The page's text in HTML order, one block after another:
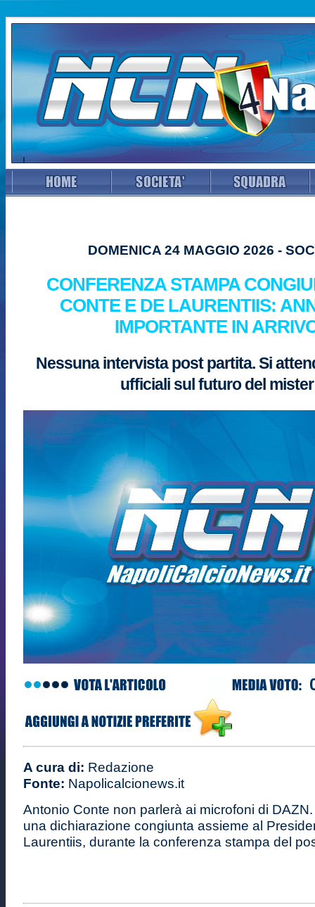
DOMENICA 24 MAGGIO 2026 -
CONFERENZA STAMPA
CONTE E DE LAURENTIIS:
IMPORTANTE IN
Nessuna intervista post partita. Si
ufficiali sul futuro del mister
A cura di: Redazione
Fonte: Napolicalcionews.it
Antonio Conte non parlerà ai microfoni di
una dichiarazione congiunta assieme al
Laurentiis, durante la conferenza stampa del